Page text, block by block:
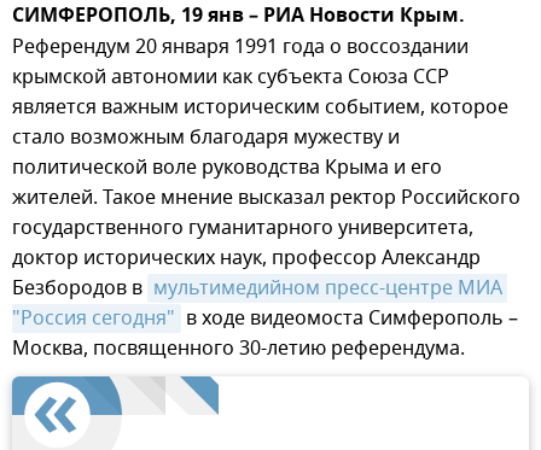
СИМФЕРОПОЛЬ, 19 янв – РИА Новости Крым.
Референдум 20 января 1991 года о воссоздании
крымской автономии как субъекта Союза ССР
является важным историческим событием, которое
стало возможным благодаря мужеству и
политической воле руководства Крыма и его
жителей. Такое мнение высказал ректор Российского
государственного гуманитарного университета,
доктор исторических наук, профессор Александр
Безбородов в мультимедийном пресс-центре МИА
"Россия сегодня" в ходе видеомоста Симферополь –
Москва, посвященного 30-летию референдума.